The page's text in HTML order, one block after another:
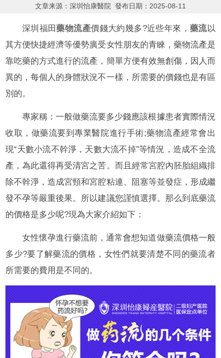
文章来源：深圳怡康醫院 發布日期：2025-08-11
深圳福田藥物流產價錢大約幾多?近些年來，藥流以
其方便快捷經濟等優勢廣受女性朋友的青睞，藥物流產是
靠吃藥的方式進行的流產，簡單方便有效無創傷，因人而
異的，每個人的身體狀況不一樣，所需要的價錢也是有區
別的。
專家稱：一般做藥流要多少錢應該根據患者實際情況
收取，做藥流要到專業醫院進行手術;藥物流產經常會出
現“天數小流不幹淨，天數大流不掉”等情況，造成不全流
產，為此還得再受清宮之苦。而且經常宮腔內胚胎組織排
除不幹淨，造成宮頸和宮腔粘連、阻塞等並發症，形成繼
發不孕等嚴重後果。所以建議您謹慎選擇。那么到底藥流
的價格是多少呢?現為大家介紹如下：
女性懷孕進行藥流前，通常會想知道做藥流價格一般
多少?要了解藥流的價格，女性們就要清楚不同的藥流者
所需要的費用是不同的。